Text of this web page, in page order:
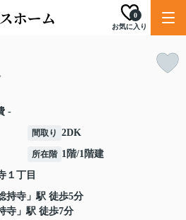
お気に入り
0
-
間取り 2DK
所在階 1階/1階建
１丁目
持寺 」駅 徒歩5分
寺 」駅 徒歩7分